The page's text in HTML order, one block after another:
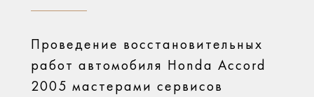
Проведение восстановительных
работ автомобиля Honda Accord
2005 мастерами сервисов